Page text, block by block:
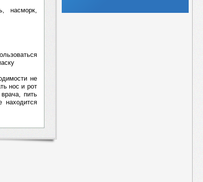
насморк,
не
нос и рот
пить
находится